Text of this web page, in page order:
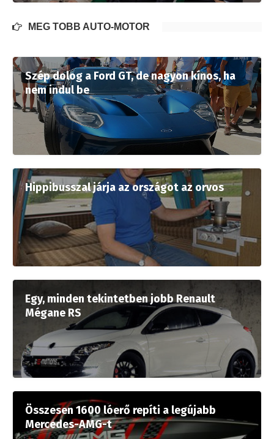
MÉG TÖBB AUTÓ-MOTOR
Szép dolog a Ford GT, de nagyon kínos, ha
nem indul be
Hippibusszal járja az országot az orvos
Egy, minden tekintetben jobb Renault
Mégane RS
Összesen 1600 lóerő repíti a legújabb
Mercedes-AMG-t